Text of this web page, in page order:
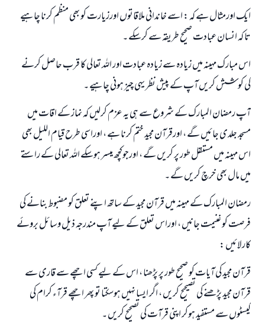
ایک اورمثال ہے کہ : اسے خاندانی ملاقاتوں اورزيارت کو بھی منظم کرنا چاہیے
تا کہ انسان عبادت صحیح طریقہ سے کرسکے ۔
اس مبارک مہینہ میں زيادہ سے زيادہ عبادت اور اللہ تعالی کا قرب حاصل کرنے
کی کوشش کریں آپ کے پیش نظر یہی چيز ہونی چاہیے ۔
آپ رمضان المبارک کے شروع سے ہی یہ عزم کرلیں کہ نماز کے اقات میں
مسجد جلدی جائیں گے ، اورقرآن مجید ختم کرنا ہے ، اوراسی طرح قیام اللیل بھی
اس مہینہ میں مستقل طور پر کریں گے ، اورجوکچھ میسر ہوسکے اللہ تعالی کے راستے
میں مال بھی خرچ کريں گے ۔
رمضان المبارک کے مہینہ میں قرآن مجید کے ساتھ اپنے تعلق کو مضبوط بنانے کی
فرصت کو غنیمت جانیں ، اوراس تعلق کے لیے آپ مندرجہ ذيل وسائل برو‎ئے
کار لائيں :
قرآن مجید کی آیات کو صحیح طور پر پڑھنا ، اس کے لیے کسی اچھے سے قاری سے
قرآن مجید پڑھنے کی تصیحیح کریں ، اگر ایسا نہیں ہوسکتا تو پھر اچھے قرآء کرام کی
کیسٹوں سے مستفید ہوکر اپنی قرآت کی تصحیح کریں ۔